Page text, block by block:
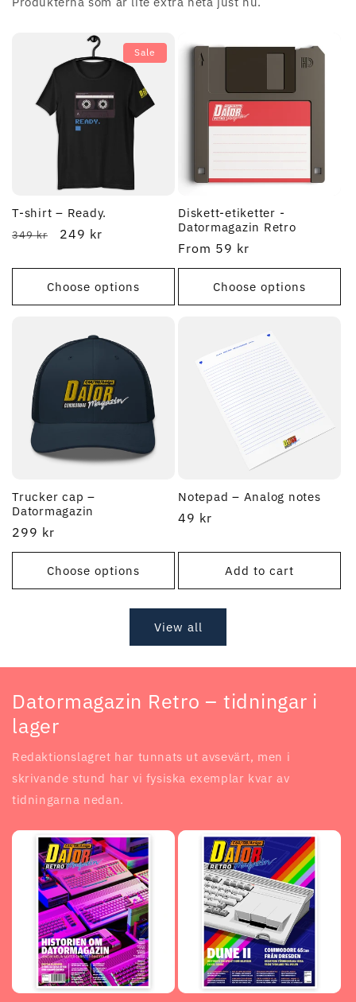
Sale
T-shirt – Ready.
Regular
349 kr
Sale
249 kr
Choose options
Diskett-etiketter -
Datormagazin Retro
Regular
price
From 59 kr
Choose options
Trucker cap –
Datormagazin
Regular
price
299 kr
Choose options
Notepad – Analog notes
Regular
49 kr
Add to cart
View all
Datormagazin Retro – tidningar i
lager
Redaktionslagret har tunnats ut avsevärt, men i
skrivande stund har vi fysiska exemplar kvar av
tidningarna nedan.